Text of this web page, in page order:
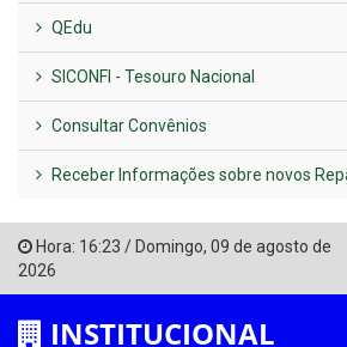
QEdu
SICONFI - Tesouro Nacional
Consultar Convênios
Receber Informações sobre novos
Hora: 16:23 / Domingo, 09 de agosto de
2026
INSTITUCIONAL